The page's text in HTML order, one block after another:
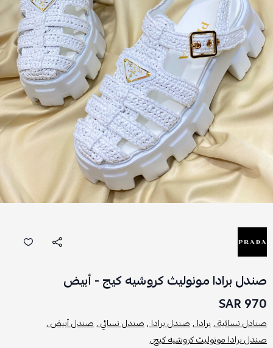
صندل برادا مونوليث كروشيه كيج - أبيض
970 SAR
صنادل نسائية ,برادا ,صندل برادا ,صندل نسائي ,صندل أبيض ,
صندل برادا مونوليث كروشيه كيج ,